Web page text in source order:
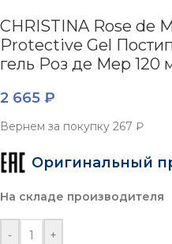
CHRISTINA Rose de
Protective Gel
гель Роз де Мер 120
2 665 ₽
Вернем за покупку 267 ₽
Оригинальный
На складе производителя
- +